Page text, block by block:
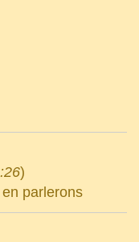
)
parlerons